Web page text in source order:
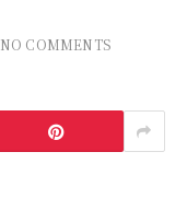
NO COMMENTS